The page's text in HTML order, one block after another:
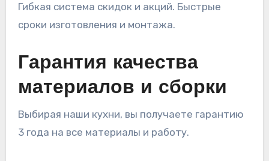
Гибкая система скидок и акций. Быстрые
сроки изготовления и монтажа.
Гарантия качества
материалов и сборки
Выбирая наши кухни, вы получаете гарантию
3 года на все материалы и работу.